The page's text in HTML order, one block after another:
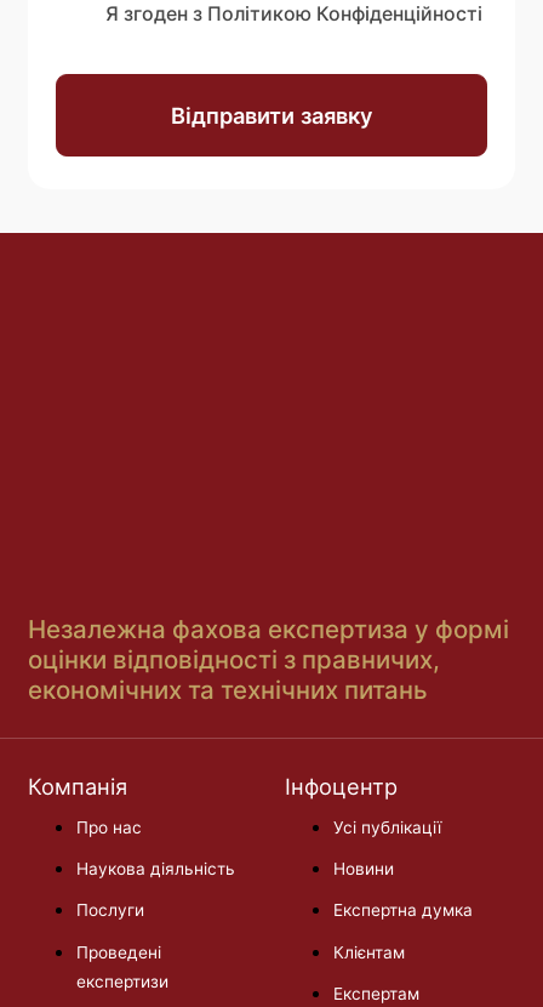
Я згоден з Політикою Конфіденційності
Відправити заявку
Незалежна фахова експертиза у формі
оцінки відповідності з правничих,
економічних та технічних питань
Компанія
Про нас
Наукова діяльність
Послуги
Проведені
експертизи
Інфоцентр
Усі публікації
Новини
Експертна думка
Клієнтам
Експертам